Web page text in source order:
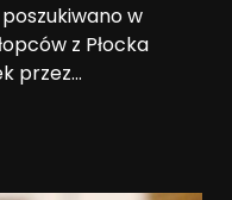
w
z Płocka
przez...